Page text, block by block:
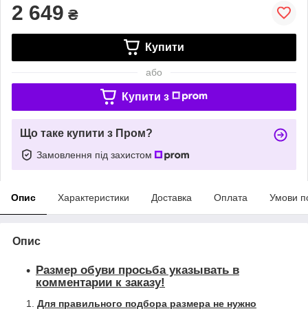
2 649 ₴
Купити
або
Купити з
Що таке купити з Пром?
Замовлення під захистом
Опис Характеристики Доставка Оплата Умови
Опис
Размер обуви просьба указывать в
комментарии к заказу!
Для правильного подбора размера не нужно